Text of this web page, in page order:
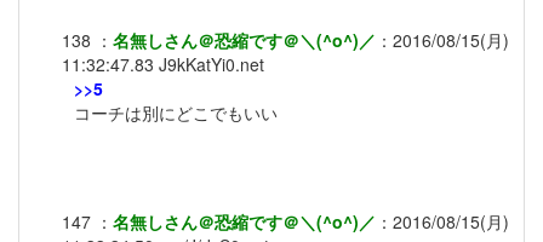
138 ： 名無しさん＠恐縮です＠＼(^o^)／ ： 2016/08/15(月)
11:32:47.83 J9kKatYi0.net
>>5
コーチは別にどこでもいい
147 ： 名無しさん＠恐縮です＠＼(^o^)／ ： 2016/08/15(月)